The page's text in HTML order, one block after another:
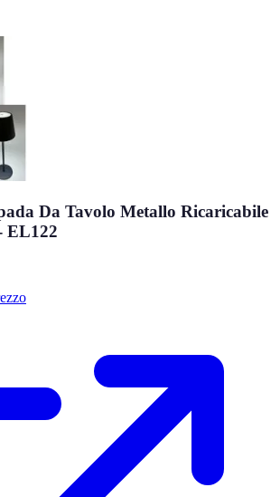
Da Tavolo Metallo Ricaricabile
EL122